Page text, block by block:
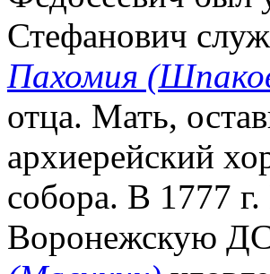
Стефанович
Пахомия
отца. Мать,
архиерейский
собора. В 1777
Воронежскую